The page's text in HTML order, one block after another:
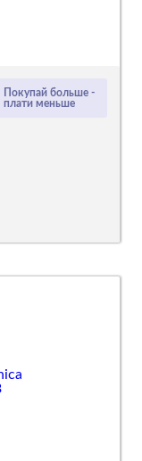
Покупай больше -
плати меньше